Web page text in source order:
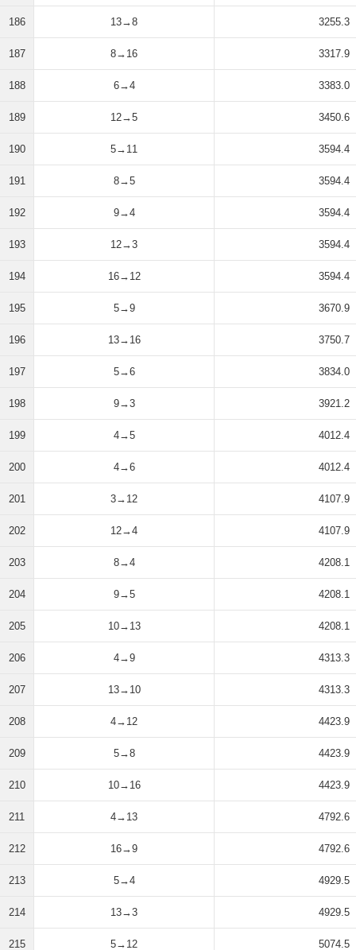
186 13→8 3255.3
187 8→16 3317.9
188 6→4 3383.0
189 12→5 3450.6
190 5→11 3594.4
191 8→5 3594.4
192 9→4 3594.4
193 12→3 3594.4
194 16→12 3594.4
195 5→9 3670.9
196 13→16 3750.7
197 5→6 3834.0
198 9→3 3921.2
199 4→5 4012.4
200 4→6 4012.4
201 3→12 4107.9
202 12→4 4107.9
203 8→4 4208.1
204 9→5 4208.1
205 10→13 4208.1
206 4→9 4313.3
207 13→10 4313.3
208 4→12 4423.9
209 5→8 4423.9
210 10→16 4423.9
211 4→13 4792.6
212 16→9 4792.6
213 5→4 4929.5
214 13→3 4929.5
215 5→12 5074.5